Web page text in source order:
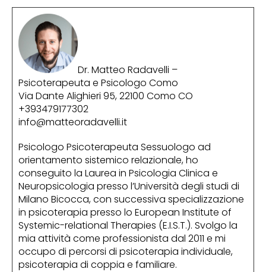
Dr. Matteo Radavelli –
Psicoterapeuta e Psicologo Como
Via Dante Alighieri 95, 22100 Como CO
+393479177302
info@matteoradavelli.it
Psicologo Psicoterapeuta Sessuologo ad
orientamento sistemico relazionale, ho
conseguito la Laurea in Psicologia Clinica e
Neuropsicologia presso l’Università degli studi di
Milano Bicocca, con successiva specializzazione
in psicoterapia presso lo European Institute of
Systemic-relational Therapies (E.I.S.T.). Svolgo la
mia attività come professionista dal 2011 e mi
occupo di percorsi di psicoterapia individuale,
psicoterapia di coppia e familiare.